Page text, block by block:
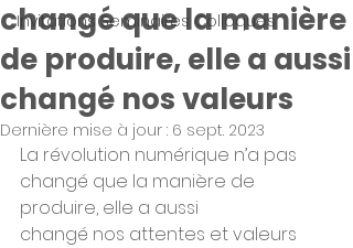
Invitations Seminaires Colloques
changé que la manière
de produire, elle a aussi
changé nos valeurs
Dernière mise à jour : 6 sept. 2023
La révolution numérique n’a pas
changé que la manière de
produire, elle a aussi
changé nos attentes et valeurs